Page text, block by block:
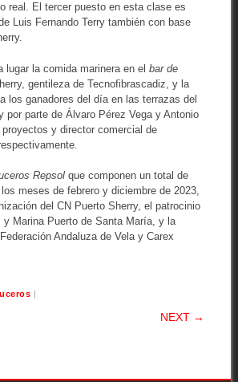
real. El tercer puesto en esta clase es
Luis Fernando Terry también con base
lugar la comida marinera en el bar de
gentileza de Tecnofibrascadiz, y la
los ganadores del día en las terrazas del
por parte de Álvaro Pérez Vega y Antonio
y director comercial de
Repsolque componen un total de
meses de febrero y diciembre de 2023,
del CN Puerto Sherry, el patrocinio
y Marina Puerto de Santa María, y la
Andaluza de Vela y Carex
|
NEXT →